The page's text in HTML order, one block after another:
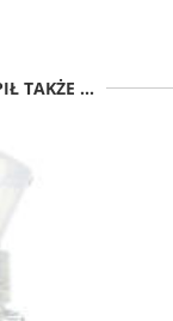
TAKŻE ...